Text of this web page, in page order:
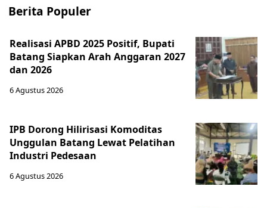
Berita Populer
Realisasi APBD 2025 Positif, Bupati
Batang Siapkan Arah Anggaran 2027
dan 2026
6 Agustus 2026
IPB Dorong Hilirisasi Komoditas
Unggulan Batang Lewat Pelatihan
Industri Pedesaan
6 Agustus 2026